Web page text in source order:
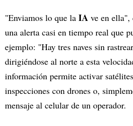
"Enviamos lo que la IA ve en ella",
una alerta casi en tiempo real que
ejemplo: "Hay tres naves sin
dirigiéndose al norte a esta
información permite activar
inspecciones con drones o,
mensaje al celular de un operador.